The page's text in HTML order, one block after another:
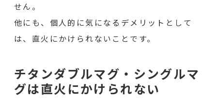
せん。
他にも、個人的に気になるデメリットとして
は、直火にかけられないことです。
チタンダブルマグ・シングルマ
グは直火にかけられない